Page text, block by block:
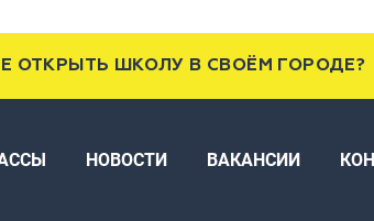
ОТКРЫТЬ ШКОЛУ В СВОЁМ ГОРОДЕ?
НОВОСТИ ВАКАНСИИ